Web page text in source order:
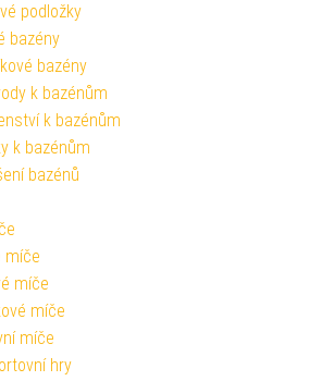
podložky
bazény
bazény
k bazénům
k bazénům
k bazénům
bazénů
míče
míče
míče
míče
hry